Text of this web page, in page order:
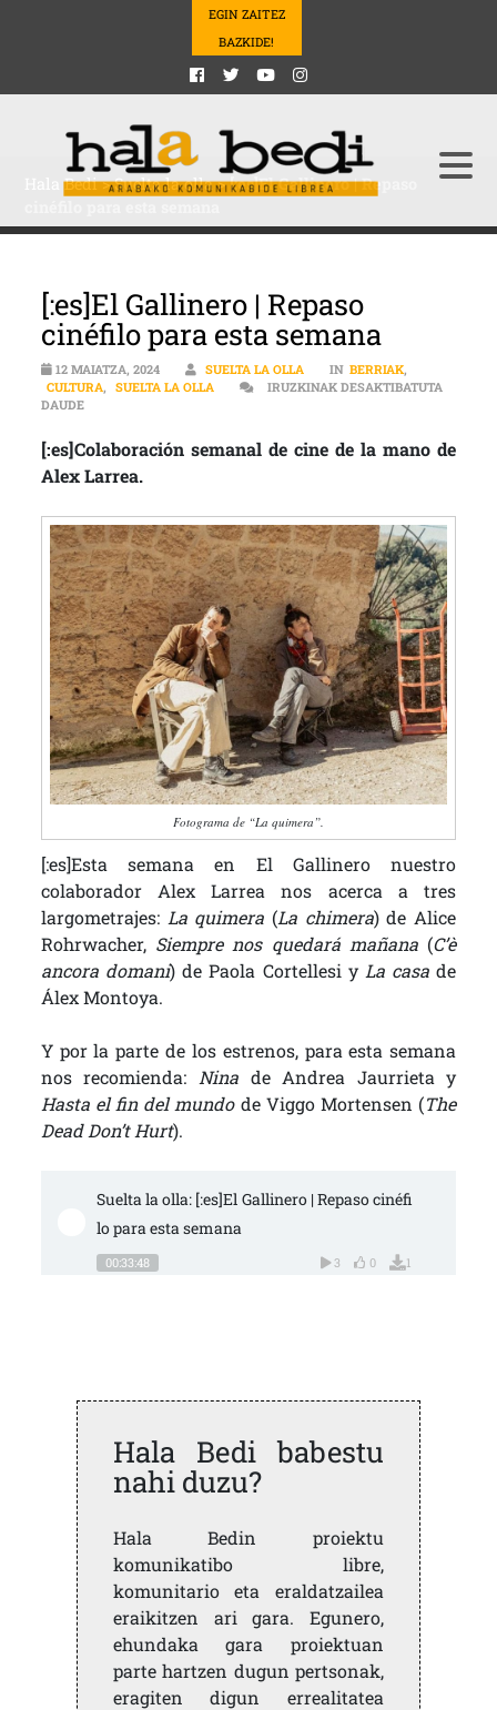
EGIN ZAITEZ
BAZKIDE!
Hala Bedi>Suelta la olla>[:es]El Gallinero | Repaso
[:es]El Gallinero | Repaso
cinéfilo para esta semana
12 MAIATZA, 2024 SUELTA LA OLLA IN BERRIAK,
CULTURA, SUELTA LA OLLA
IRUZKINAK DESAKTIBATUTA
DAUDE[:ES]EL GALLINERO | REPASO CINÉFILO PARA ESTA SEMANA
[:es]Colaboración semanal de cine de la mano de
Alex Larrea.
Fotograma de “La quimera”.
[:es]Esta semana en El Gallinero nuestro
colaborador Alex Larrea nos acerca a tres
largometrajes: La quimera (La chimera) de Alice
Rohrwacher, Siempre nos quedará mañana (C’è
ancora domani) de Paola Cortellesi y La casade
Álex Montoya.
Y por la parte de los estrenos, para esta semana
nos recomienda: Ninade Andrea Jaurrieta y
Hasta el fin del mundo de Viggo Mortensen (The
Dead Don’t Hurt).
Suelta la olla: [:es]El Gallinero | Repaso cinéfi
lo para esta semana
00:33:48 3 0 1
Hala Bedi babestu
nahi duzu?
Hala Bedin proiektu
komunikatibo libre,
komunitario eta eraldatzailea
eraikitzen ari gara. Egunero,
ehundaka gara proiektuan
parte hartzen dugun pertsonak,
eragiten digun errealitatea